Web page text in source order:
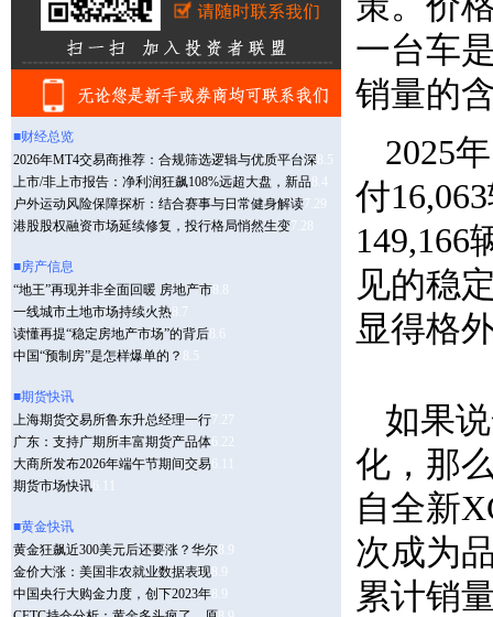
一台车
销量的
2025
付
149,166
见的稳
显得格
如果
化，那
自全新
次成为
累计销